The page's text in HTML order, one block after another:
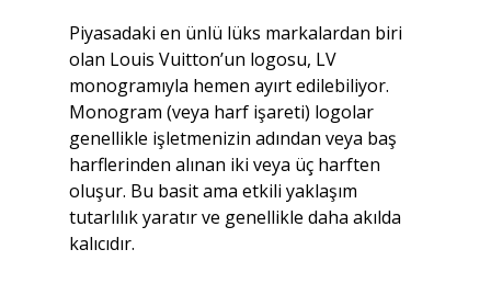
Piyasadaki en ünlü lüks markalardan biri
olan Louis Vuitton’un logosu, LV
monogramıyla hemen ayırt edilebiliyor.
Monogram (veya harf işareti) logolar
genellikle işletmenizin adından veya baş
harflerinden alınan iki veya üç harften
oluşur. Bu basit ama etkili yaklaşım
tutarlılık yaratır ve genellikle daha akılda
kalıcıdır.